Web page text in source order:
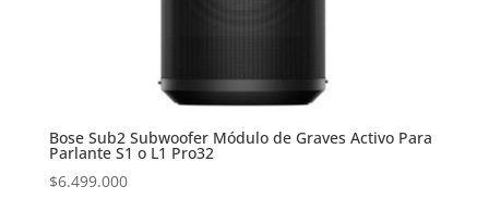
Bose Sub2 Subwoofer Módulo de Graves Activo Para
Parlante S1 o L1 Pro32
$6.499.000